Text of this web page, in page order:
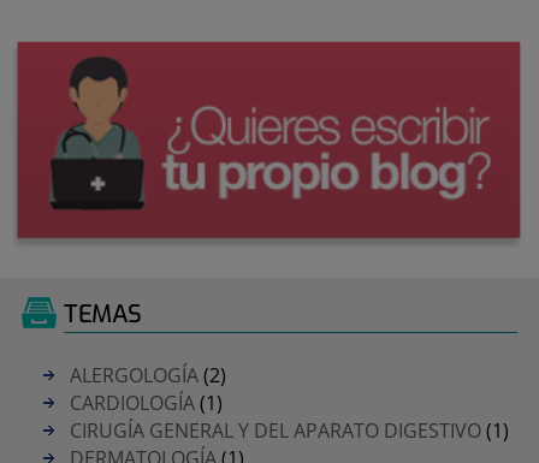
TEMAS
ALERGOLOGÍA(2)
CARDIOLOGÍA(1)
CIRUGÍA GENERAL Y DEL APARATO DIGESTIVO(1)